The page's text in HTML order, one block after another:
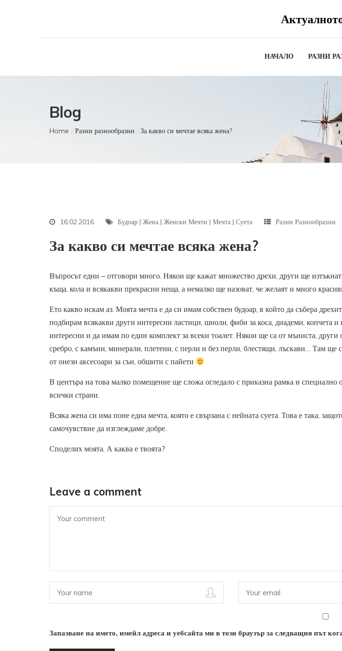
НАЧАЛО РАЗНИ
Blog
Home Разни разнообразни За какво си мечтае всяка жена?
16.02.2016 Будоар | Жена | Женски Мечти | Мечта | Суета Разни Разнообразни
За какво си мечтае всяка жена?
Въпросът едни – отговори много. Някои ще кажат множество дрехи, други ще
къща, кола и всякакви прекрасни неща, а немалко ще назоват, че желаят и много
Ето какво искам аз. Моята мечта е да си имам собствен будоар, в който да събера
подбирам всякакви други интересни ластици, шноли, фиби за коса, диадеми, копчета
интересни и да имам по един комплект за всеки тоалет. Някои ще са от мъниста,
сребро, с камъни, минерали, плетени, с перли и без перли, блестящи, лъскави… Там
от онези аксесоари за сън, обшити с пайети
В центъра на това малко помещение ще сложа огледало с приказна рамка и
всички страни.
Всяка жена си има поне една мечта, която е свързана с нейната суета. Това е така,
самочувствие да изглеждаме добре.
Споделих моята. А каква е твоята?
Leave a comment
Запазване на името, имейл адреса и уебсайта ми в този браузър за следващия път